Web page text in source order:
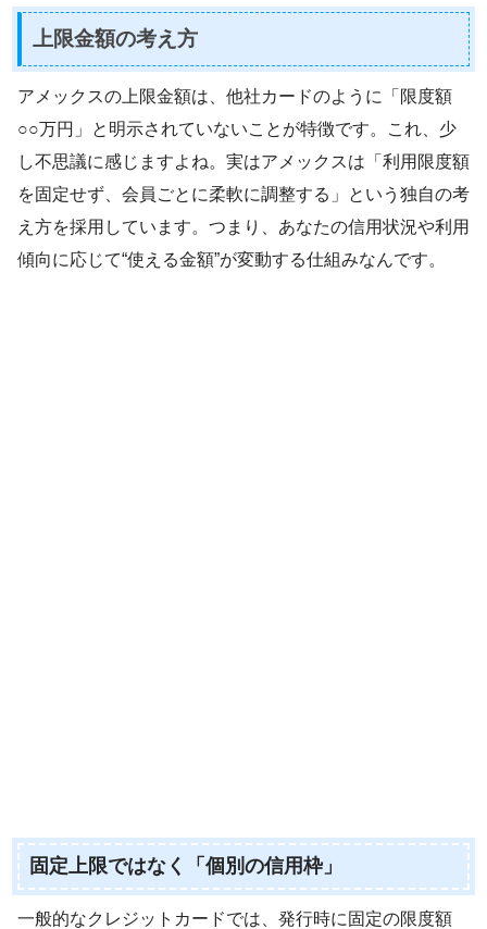
上限金額の考え方
アメックスの上限金額は、他社カードのように「限度額
○○万円」と明示されていないことが特徴です。これ、少
し不思議に感じますよね。実はアメックスは「利用限度額
を固定せず、会員ごとに柔軟に調整する」という独自の考
え方を採用しています。つまり、あなたの信用状況や利用
傾向に応じて“使える金額”が変動する仕組みなんです。
固定上限ではなく「個別の信用枠」
一般的なクレジットカードでは、発行時に固定の限度額